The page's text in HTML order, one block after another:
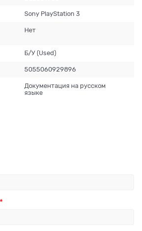
Sony PlayStation 3
Нет
Б/У (Used)
5055060929896
Документация на русском
языке